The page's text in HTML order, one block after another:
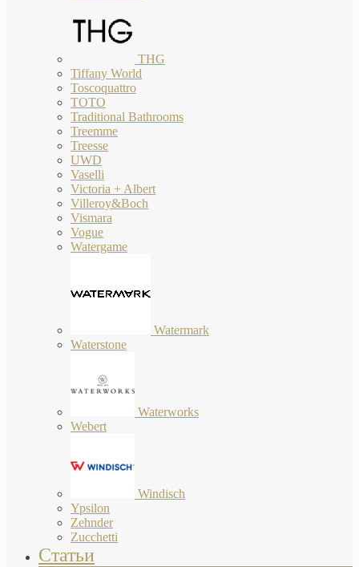
THG
Tiffany World
Toscoquattro
TOTO
Traditional Bathrooms
Treemme
Treesse
UWD
Vaselli
Victoria + Albert
Villeroy&Boch
Vismara
Vogue
Watergame
Watermark
Waterstone
Waterworks
Webert
Windisch
Ypsilon
Zehnder
Zucchetti
Статьи